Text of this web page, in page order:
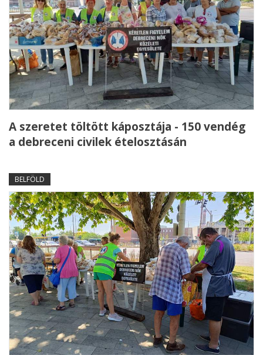
A szeretet töltött káposztája - 150 vendég
a debreceni civilek ételosztásán
BELFÖLD